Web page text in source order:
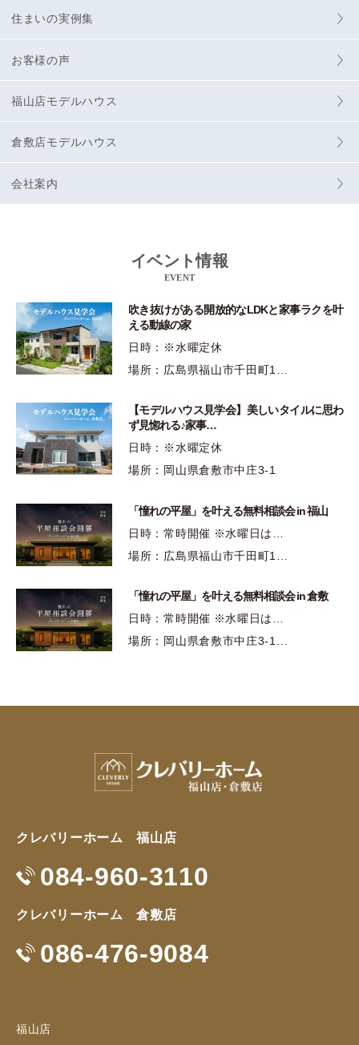
住まいの実例集
お客様の声
福山店モデルハウス
倉敷店モデルハウス
会社案内
イベント情報
EVENT
吹き抜けがある開放的なLDKと家事ラクを叶
える動線の家
日時：※水曜定休
場所：広島県福山市千田町1…
【モデルハウス見学会】美しいタイルに思わ
ず見惚れる♪家事…
日時：※水曜定休
場所：岡山県倉敷市中庄3-1
「憧れの平屋」を叶える無料相談会 in 福山
日時：常時開催 ※水曜日は…
場所：広島県福山市千田町1…
「憧れの平屋」を叶える無料相談会 in 倉敷
日時：常時開催 ※水曜日は…
場所：岡山県倉敷市中庄3-1…
クレバリーホーム 福山店
084-960-3110
クレバリーホーム 倉敷店
086-476-9084
福山店